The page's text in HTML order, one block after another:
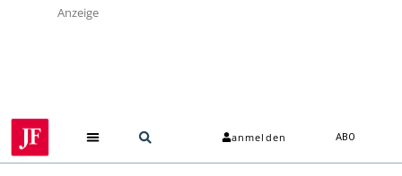
Anzeige
anmelden ABO